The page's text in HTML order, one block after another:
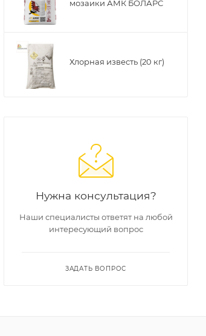
мозаики АМК БОЛАРС
Хлорная известь (20 кг)
Нужна консультация?
Наши специалисты ответят на любой
интересующий вопрос
ЗАДАТЬ ВОПРОС